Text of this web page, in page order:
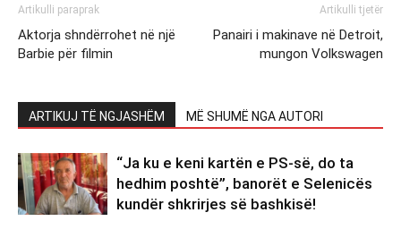
Artikulli paraprak
Aktorja shndërrohet në një
Barbie për filmin
Artikulli tjetër
Panairi i makinave në Detroit,
mungon Volkswagen
ARTIKUJ TË NGJASHËM MË SHUMË NGA AUTORI
“Ja ku e keni kartën e PS-së, do ta
hedhim poshtë”, banorët e Selenicës
kundër shkrirjes së bashkisë!